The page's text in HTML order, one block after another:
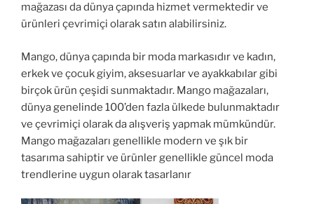
mağazası da dünya çapında hizmet vermektedir ve
ürünleri çevrimiçi olarak satın alabilirsiniz.
Mango, dünya çapında bir moda markasıdır ve kadın,
erkek ve çocuk giyim, aksesuarlar ve ayakkabılar gibi
birçok ürün çeşidi sunmaktadır. Mango mağazaları,
dünya genelinde 100’den fazla ülkede bulunmaktadır
ve çevrimiçi olarak da alışveriş yapmak mümkündür.
Mango mağazaları genellikle modern ve şık bir
tasarıma sahiptir ve ürünler genellikle güncel moda
trendlerine uygun olarak tasarlanır